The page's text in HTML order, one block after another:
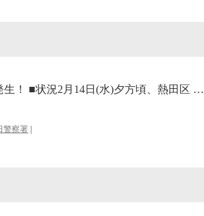
！ ■状況2月14日(水)夕方頃、熱田区 …
警察署 |